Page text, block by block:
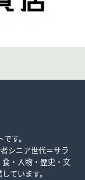
す。
シニア世代＝サラ
・人物・歴史・文
ています。